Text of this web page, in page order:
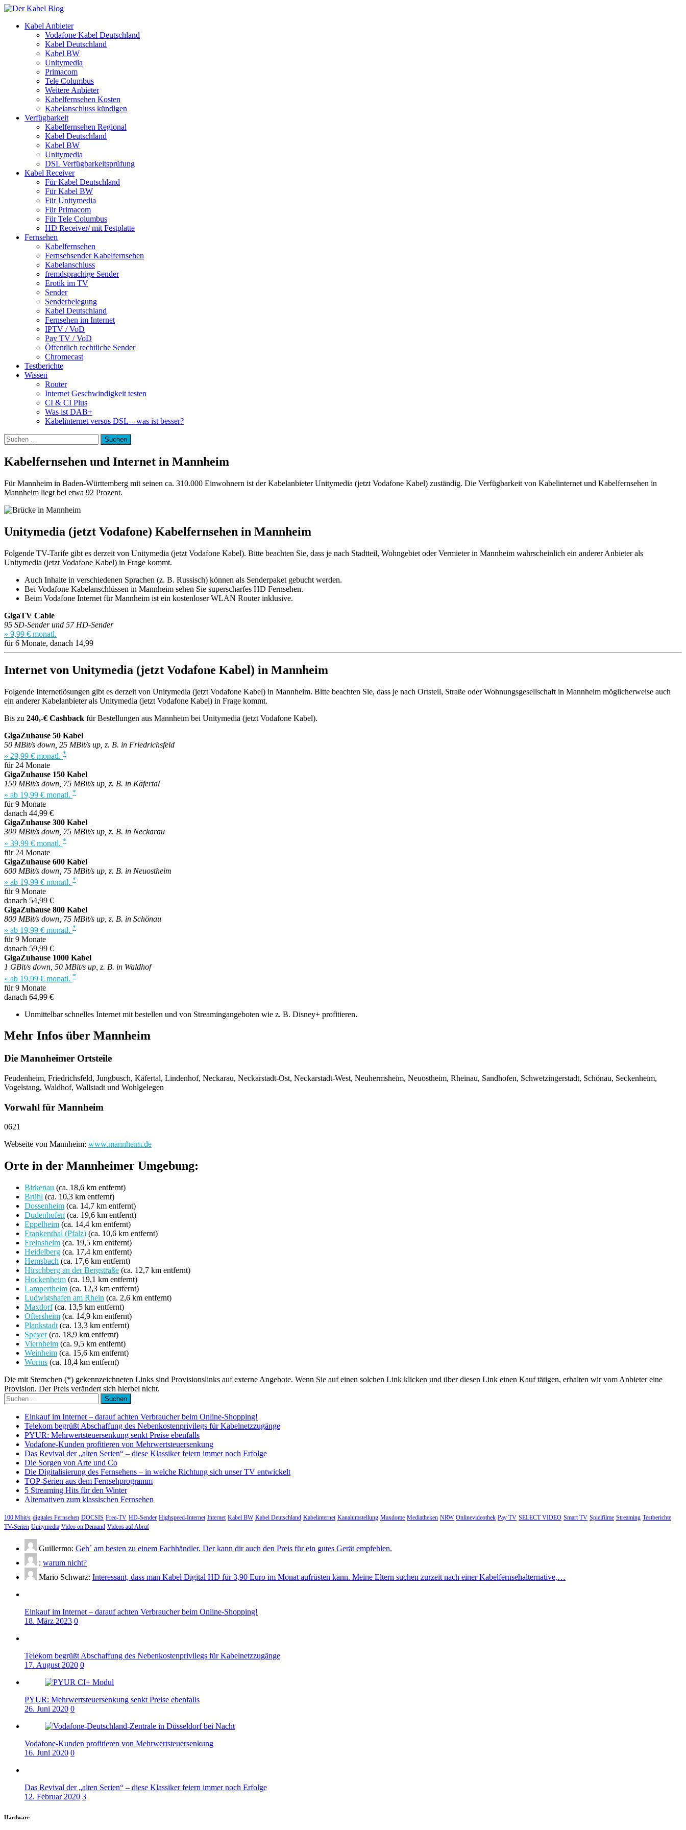
Kabel Anbieter
Vodafone Kabel Deutschland
Kabel Deutschland
Kabel BW
Unitymedia
Primacom
Tele Columbus
Weitere Anbieter
Kabelfernsehen Kosten
Kabelanschluss kündigen
Verfügbarkeit
Kabelfernsehen Regional
Kabel Deutschland
Kabel BW
Unitymedia
DSL Verfügbarkeitsprüfung
Kabel Receiver
Für Kabel Deutschland
Für Kabel BW
Für Unitymedia
Für Primacom
Für Tele Columbus
HD Receiver/ mit Festplatte
Fernsehen
Kabelfernsehen
Fernsehsender Kabelfernsehen
Kabelanschluss
fremdsprachige Sender
Erotik im TV
Sender
Senderbelegung
Kabel Deutschland
Fernsehen im Internet
IPTV / VoD
Pay TV / VoD
Öffentlich rechtliche Sender
Chromecast
Testberichte
Wissen
Router
Internet Geschwindigkeit testen
CI & CI Plus
Was ist DAB+
Kabelinternet versus DSL – was ist besser?
Suchen
nach:
Kabelfernsehen und Internet in Mannheim
Für Mannheim in Baden-Württemberg mit seinen ca. 310.000 Einwohnern ist der Kabelanbieter Unitymedia (jetzt Vodafone Kabel) zuständig. Die Verfügbarkeit von Kabelinternet und Kabelfernsehen in
Mannheim liegt bei etwa 92 Prozent.
Unitymedia (jetzt Vodafone) Kabelfernsehen in Mannheim
Folgende TV-Tarife gibt es derzeit von Unitymedia (jetzt Vodafone Kabel). Bitte beachten Sie, dass je nach Stadtteil, Wohngebiet oder Vermieter in Mannheim wahrscheinlich ein anderer Anbieter als
Unitymedia (jetzt Vodafone Kabel) in Frage kommt.
Auch Inhalte in verschiedenen Sprachen (z. B. Russisch) können als Senderpaket gebucht werden.
Bei Vodafone Kabelanschlüssen in Mannheim sehen Sie superscharfes HD Fernsehen.
Beim Vodafone Internet für Mannheim ist ein kostenloser WLAN Router inklusive.
GigaTV Cable
95 SD-Sender und 57 HD-Sender
» 9,99 € monatl.
für 6 Monate, danach 14,99
Internet von Unitymedia (jetzt Vodafone Kabel) in Mannheim
Folgende Internetlösungen gibt es derzeit von Unitymedia (jetzt Vodafone Kabel) in Mannheim. Bitte beachten Sie, dass je nach Ortsteil, Straße oder Wohnungsgesellschaft in Mannheim möglicherweise auch
ein anderer Kabelanbieter als Unitymedia (jetzt Vodafone Kabel) in Frage kommt.
Bis zu 240,-€ Cashback für Bestellungen aus Mannheim bei Unitymedia (jetzt Vodafone Kabel).
GigaZuhause 50 Kabel
50 MBit/s down, 25 MBit/s up, z. B. in Friedrichsfeld
» 29,99 € monatl. *
für 24 Monate
GigaZuhause 150 Kabel
150 MBit/s down, 75 MBit/s up, z. B. in Käfertal
» ab 19,99 € monatl. *
für 9 Monate
danach 44,99 €
GigaZuhause 300 Kabel
300 MBit/s down, 75 MBit/s up, z. B. in Neckarau
» 39,99 € monatl. *
für 24 Monate
GigaZuhause 600 Kabel
600 MBit/s down, 75 MBit/s up, z. B. in Neuostheim
» ab 19,99 € monatl. *
für 9 Monate
danach 54,99 €
GigaZuhause 800 Kabel
800 MBit/s down, 75 MBit/s up, z. B. in Schönau
» ab 19,99 € monatl. *
für 9 Monate
danach 59,99 €
GigaZuhause 1000 Kabel
1 GBit/s down, 50 MBit/s up, z. B. in Waldhof
» ab 19,99 € monatl. *
für 9 Monate
danach 64,99 €
Unmittelbar schnelles Internet mit bestellen und von Streamingangeboten wie z. B. Disney+ profitieren.
Mehr Infos über Mannheim
Die Mannheimer Ortsteile
Feudenheim, Friedrichsfeld, Jungbusch, Käfertal, Lindenhof, Neckarau, Neckarstadt-Ost, Neckarstadt-West, Neuhermsheim, Neuostheim, Rheinau, Sandhofen, Schwetzingerstadt, Schönau, Seckenheim,
Vogelstang, Waldhof, Wallstadt und Wohlgelegen
Vorwahl für Mannheim
0621
Webseite von Mannheim: www.mannheim.de
Orte in der Mannheimer Umgebung:
Birkenau (ca. 18,6 km entfernt)
Brühl (ca. 10,3 km entfernt)
Dossenheim (ca. 14,7 km entfernt)
Dudenhofen (ca. 19,6 km entfernt)
Eppelheim (ca. 14,4 km entfernt)
Frankenthal (Pfalz) (ca. 10,6 km entfernt)
Freinsheim (ca. 19,5 km entfernt)
Heidelberg (ca. 17,4 km entfernt)
Hemsbach (ca. 17,6 km entfernt)
Hirschberg an der Bergstraße (ca. 12,7 km entfernt)
Hockenheim (ca. 19,1 km entfernt)
Lampertheim (ca. 12,3 km entfernt)
Ludwigshafen am Rhein (ca. 2,6 km entfernt)
Maxdorf(ca. 13,5 km entfernt)
Oftersheim (ca. 14,9 km entfernt)
Plankstadt (ca. 13,3 km entfernt)
Speyer(ca. 18,9 km entfernt)
Viernheim (ca. 9,5 km entfernt)
Weinheim (ca. 15,6 km entfernt)
Worms (ca. 18,4 km entfernt)
Die mit Sternchen (*) gekennzeichneten Links sind Provisionslinks auf externe Angebote. Wenn Sie auf einen solchen Link klicken und über diesen Link einen Kauf tätigen, erhalten wir vom Anbieter eine
Provision. Der Preis verändert sich hierbei nicht.
Suchen
nach:
Einkauf im Internet – darauf achten Verbraucher beim Online-Shopping!
Telekom begrüßt Abschaffung des Nebenkostenprivilegs für Kabelnetzzugänge
PYUR: Mehrwertsteuersenkung senkt Preise ebenfalls
Vodafone-Kunden profitieren von Mehrwertsteuersenkung
Das Revival der „alten Serien“ – diese Klassiker feiern immer noch Erfolge
Die Sorgen von Arte und Co
Die Digitalisierung des Fernsehens – in welche Richtung sich unser TV entwickelt
TOP-Serien aus dem Fernsehprogramm
5 Streaming Hits für den Winter
Alternativen zum klassischen Fernsehen
100 Mbit/s digitales Fernsehen DOCSIS Free-TV HD-Sender Highspeed-Internet Internet Kabel BW Kabel Deutschland Kabelinternet Kanalumstellung Maxdome Mediatheken NRW Onlinevideothek Pay TV SELECT VIDEO Smart TV Spielfilme Streaming Testberichte
TV-Serien Unitymedia Video on Demand Videos auf Abruf
Guillermo: Geh´ am besten zu einem Fachhändler. Der kann dir auch den Preis für ein gutes Gerät empfehlen.
: warum nicht?
Mario Schwarz: Interessant, dass man Kabel Digital HD für 3,90 Euro im Monat aufrüsten kann. Meine Eltern suchen zurzeit nach einer Kabelfernsehalternative,…
Einkauf im Internet – darauf achten Verbraucher beim Online-Shopping!
18. März 2023 0
Telekom begrüßt Abschaffung des Nebenkostenprivilegs für Kabelnetzzugänge
17. August 2020 0
PYUR: Mehrwertsteuersenkung senkt Preise ebenfalls
26. Juni 2020 0
Vodafone-Kunden profitieren von Mehrwertsteuersenkung
16. Juni 2020 0
Das Revival der „alten Serien“ – diese Klassiker feiern immer noch Erfolge
12. Februar 2020 3
Hardware